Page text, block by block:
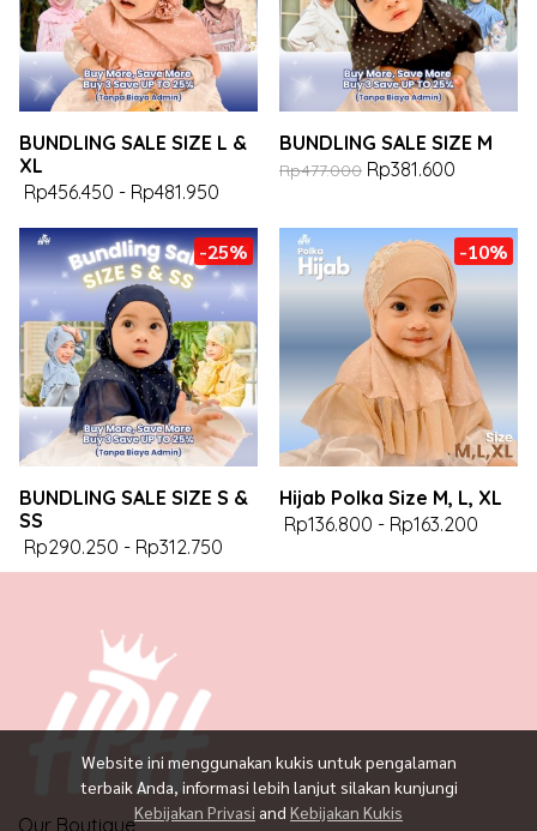
BUNDLING SALE SIZE L &
XL
Rp456.450 - Rp481.950
BUNDLING SALE SIZE M
Rp477.000 Rp381.600
-25%
BUNDLING SALE SIZE S &
SS
Rp290.250 - Rp312.750
-10%
Hijab Polka Size M, L, XL
Rp136.800 - Rp163.200
Website ini menggunakan kukis untuk pengalaman
terbaik Anda, informasi lebih lanjut silakan kunjungi
Kebijakan Privasi and Kebijakan Kukis
Our Boutique